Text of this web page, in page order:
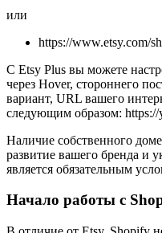
или
https://www.etsy.com/
С Etsy Plus вы можете
через Hover, стороннего
вариант, URL вашего
следующим образом: https://
Наличие собственного
развитие вашего бренда и
является обязательным
Начало работы с